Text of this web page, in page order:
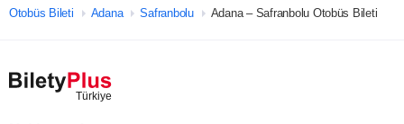
Otobüs Bileti Adana Safranbolu Adana – Safranbolu Otobüs Bileti